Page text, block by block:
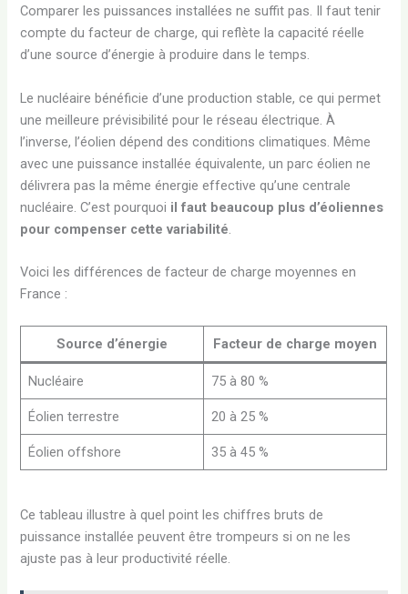
Comparer les puissances installées ne suffit pas. Il faut tenir
compte du facteur de charge, qui reflète la capacité réelle
d’une source d’énergie à produire dans le temps.
Le nucléaire bénéficie d’une production stable, ce qui permet
une meilleure prévisibilité pour le réseau électrique. À
l’inverse, l’éolien dépend des conditions climatiques. Même
avec une puissance installée équivalente, un parc éolien ne
délivrera pas la même énergie effective qu’une centrale
nucléaire. C’est pourquoi il faut beaucoup plus d’éoliennes
pour compenser cette variabilité
Voici les différences de facteur de charge moyennes en
France :
Source d’énergie Facteur de charge moyen
Nucléaire 75 à 80 %
Éolien terrestre 20 à 25 %
Éolien offshore 35 à 45 %
Ce tableau illustre à quel point les chiffres bruts de
puissance installée peuvent être trompeurs si on ne les
ajuste pas à leur productivité réelle.